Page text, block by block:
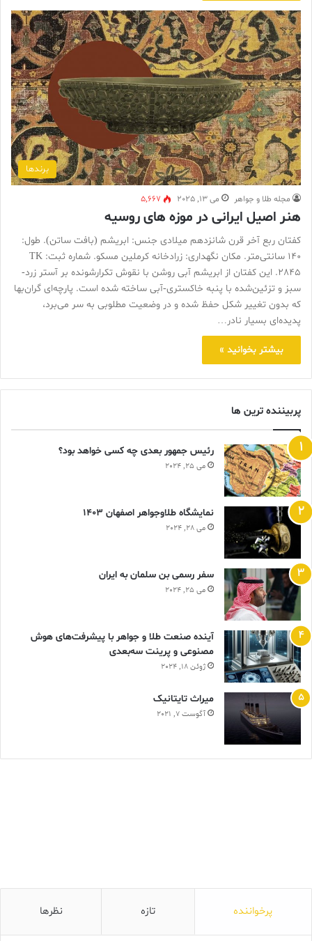
برندها
مجله طلا و جواهر می 13, 2025 5,667
هنر اصیل ایرانی در موزه های روسیه
کفتان ربع آخر قرن شانزدهم میلادی جنس: ابریشم (بافت ساتن). طول:
۱۴۰ سانتی‌متر. مکان نگهداری: زرادخانه کرملین مسکو. شماره ثبت: TK
2845. این کفتان از ابریشم آبی روشن با نقوش تکرارشونده بر آستر زرد-
سبز و تزئین‌شده با پنبه خاکستری-آبی ساخته شده است. پارچه‌ای گران‌بها
که بدون تغییر شکل حفظ شده و در وضعیت مطلوبی به سر می‌برد،
پدیده‌ای بسیار نادر…
بیشتر بخوانید »
پربیننده ترین ها
رئیس جمهور بعدی چه کسی خواهد بود؟
می 25, 2024
نمایشگاه طلاوجواهر اصفهان 1403
می 28, 2024
سفر رسمی بن سلمان به ایران
می 25, 2024
آینده صنعت طلا و جواهر با پیشرفت‌های هوش
مصنوعی و پرینت سه‌بعدی
ژوئن 18, 2024
ميراث تايتانيک
آگوست 7, 2021
پرخواننده تازه نظرها